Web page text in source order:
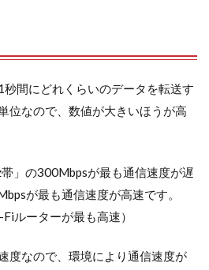
間にどれくらいのデータを転送す
位なので、数値が大きいほうが高
」の300Mbpsが最も通信速度が遅
が最も通信速度が高速です。
ルーターが最も高速）
度なので、環境により通信速度が